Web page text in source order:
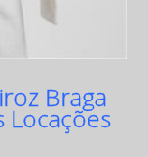
Braga
Locações